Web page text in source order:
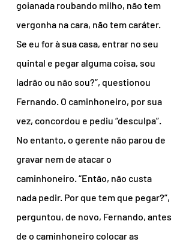
goianada roubando milho, não tem
vergonha na cara, não tem caráter.
Se eu for à sua casa, entrar no seu
quintal e pegar alguma coisa, sou
ladrão ou não sou?”, questionou
Fernando. O caminhoneiro, por sua
vez, concordou e pediu “desculpa”.
No entanto, o gerente não parou de
gravar nem de atacar o
caminhoneiro. “Então, não custa
nada pedir. Por que tem que pegar?”,
perguntou, de novo, Fernando, antes
de o caminhoneiro colocar as